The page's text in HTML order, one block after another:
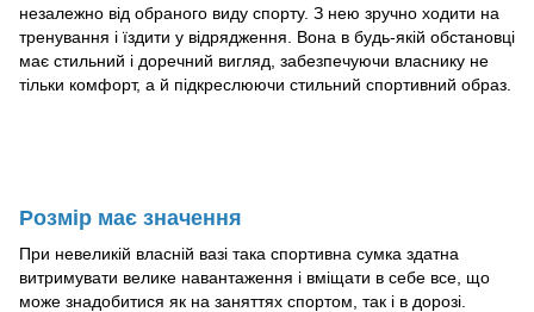
незалежно від обраного виду спорту. З нею зручно ходити на
тренування і їздити у відрядження. Вона в будь-якій обстановці
має стильний і доречний вигляд, забезпечуючи власнику не
тільки комфорт, а й підкреслюючи стильний спортивний образ.
Розмір має значення
При невеликій власній вазі така спортивна сумка здатна
витримувати велике навантаження і вміщати в себе все, що
може знадобитися як на заняттях спортом, так і в дорозі.